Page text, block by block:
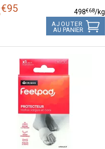
€95 498€68/kg
AJOUTER
AU PANIER